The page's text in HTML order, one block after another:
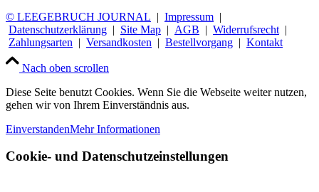
© LEEGEBRUCH JOURNAL | Impressum |
Datenschutzerklärung | Site Map | AGB | Widerrufsrecht |
Zahlungsarten | Versandkosten | Bestellvorgang | Kontakt
Nach oben scrollen
Diese Seite benutzt Cookies. Wenn Sie die Webseite weiter nutzen,
gehen wir von Ihrem Einverständnis aus.
EinverstandenMehr Informationen
Cookie- und Datenschutzeinstellungen